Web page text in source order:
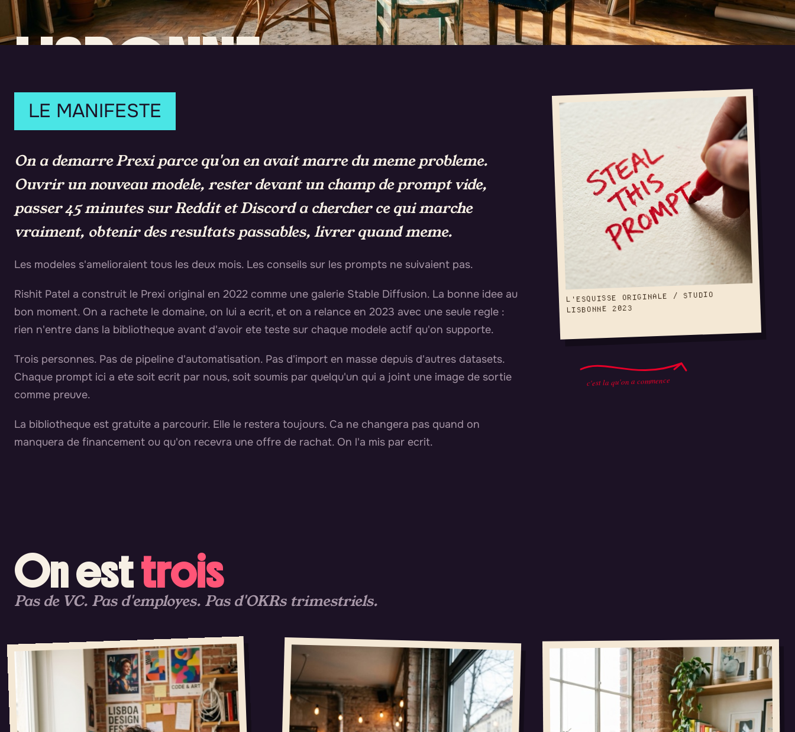
LISBONNE.
2023.
TROIS PERSONNES.
LE MANIFESTE
On a demarre Prexi parce qu'on en avait marre du meme probleme.
Ouvrir un nouveau modele, rester devant un champ de prompt vide,
passer 45 minutes sur Reddit et Discord a chercher ce qui marche
vraiment, obtenir des resultats passables, livrer quand meme.
Les modeles s'amelioraient tous les deux mois. Les conseils sur les prompts ne suivaient pas.
Rishit Patel a construit le Prexi original en 2022 comme une galerie Stable Diffusion. La bonne idee au
bon moment. On a rachete le domaine, on lui a ecrit, et on a relance en 2023 avec une seule regle :
rien n'entre dans la bibliotheque avant d'avoir ete teste sur chaque modele actif qu'on supporte.
Trois personnes. Pas de pipeline d'automatisation. Pas d'import en masse depuis d'autres datasets.
Chaque prompt ici a ete soit ecrit par nous, soit soumis par quelqu'un qui a joint une image de sortie
comme preuve.
La bibliotheque est gratuite a parcourir. Elle le restera toujours. Ca ne changera pas quand on
manquera de financement ou qu'on recevra une offre de rachat. On l'a mis par ecrit.
L'ESQUISSE ORIGINALE / STUDIO
LISBONNE 2023
c'est la qu'on a commence
On esttrois
Pas de VC. Pas d'employes. Pas d'OKRs trimestriels.